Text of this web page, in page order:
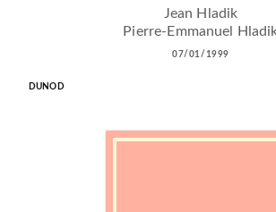
Jean Hladik
Pierre-Emmanuel
07/01/1999
DUNOD